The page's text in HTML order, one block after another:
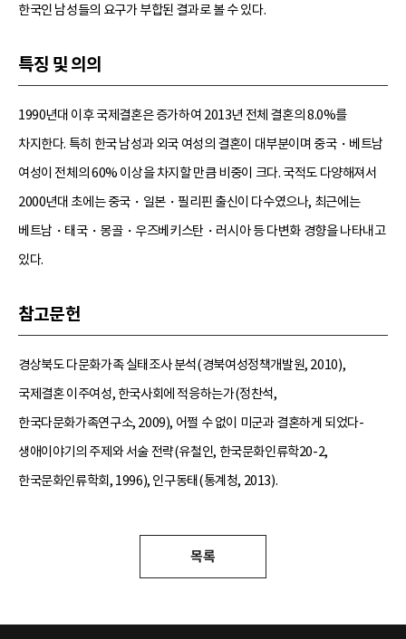
한국인 남성들의 요구가 부합된 결과로 볼 수 있다.
특징 및 의의
1990년대 이후 국제결혼은 증가하여 2013년 전체 결혼의 8.0%를
차지한다. 특히 한국 남성과 외국 여성의 결혼이 대부분이며 중국・베트남
여성이 전체의 60% 이상을 차지할 만큼 비중이 크다. 국적도 다양해져서
2000년대 초에는 중국・일본・필리핀 출신이 다수였으나, 최근에는
베트남・태국・몽골・우즈베키스탄・러시아 등 다변화 경향을 나타내고
있다.
참고문헌
경상북도 다문화가족 실태조사 분석(경북여성정책개발원, 2010),
국제결혼 이주여성, 한국사회에 적응하는가(정찬석,
한국다문화가족연구소, 2009), 어쩔 수 없이 미군과 결혼하게 되었다-
생애이야기의 주제와 서술 전략(유철인, 한국문화인류학20-2,
한국문화인류학회, 1996), 인구동태(통계청, 2013).
목록